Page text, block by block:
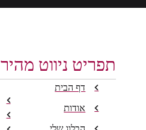
תפריט ניווט מהיר
דף הבית
אודות